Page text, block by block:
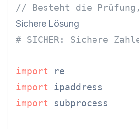
// Besteht die
Sichere Lösung
# SICHER: Sichere
import
import
import subprocess